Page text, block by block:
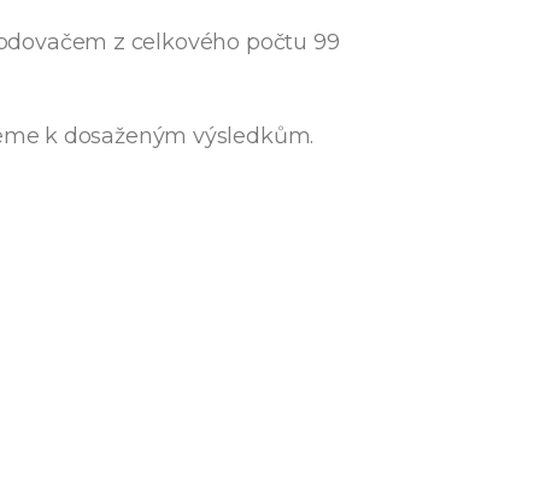
z celkového počtu 99
k dosaženým výsledkům.